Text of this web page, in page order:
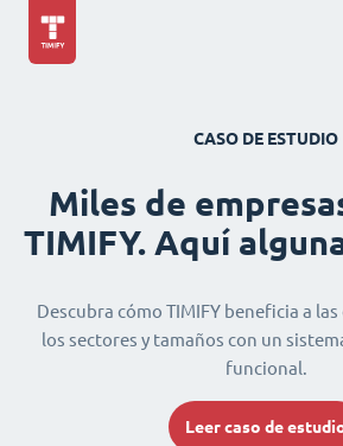
CASO DE ESTUDIO
Miles de
TIMIFY. Aquí
Descubra cómo TIMIFY beneficia a
los sectores y tamaños con un
funcional.
Leer caso de